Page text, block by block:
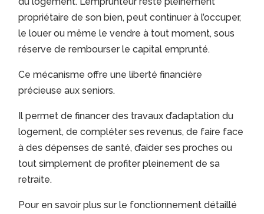
propriétaire de son bien, peut continuer à l’occuper,
le louer ou même le vendre à tout moment, sous
réserve de rembourser le capital emprunté.
Ce mécanisme offre une liberté financière
précieuse aux seniors.
Il permet de financer des travaux d’adaptation du
logement, de compléter ses revenus, de faire face
à des dépenses de santé, d’aider ses proches ou
tout simplement de profiter pleinement de sa
retraite.
Pour en savoir plus sur le fonctionnement détaillé